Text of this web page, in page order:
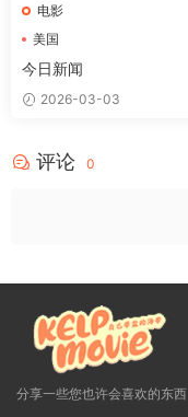
电影
美国
今日新闻
2026-03-03
评论 0
分享一些您也许会喜欢的东西